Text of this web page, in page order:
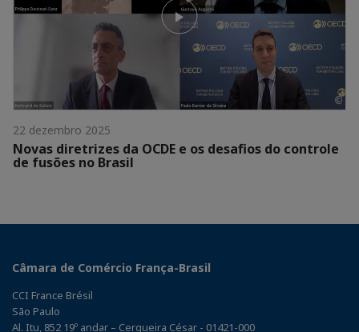
22 dezembro 2025
Novas diretrizes da OCDE e os desafios do controle
de fusões no Brasil
Câmara de Comércio França-Brasil
CCI France Brésil
São Paulo
Al. Itu, 852 19º andar – Cerqueira César - 01421-000